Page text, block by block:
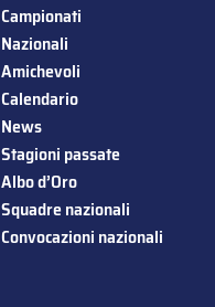
Campionati
Nazionali
Amichevoli
Calendario
News
Stagioni passate
Albo d’Oro
Squadre nazionali
Convocazioni nazionali